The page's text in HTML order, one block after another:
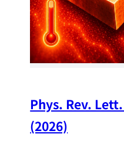
Phys. Rev.
(2026)